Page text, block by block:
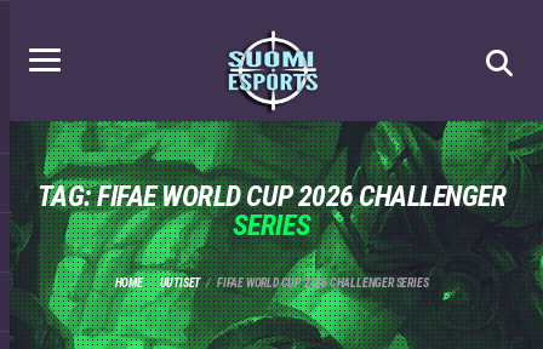
TAG: FIFAE WORLD CUP 2026 CHALLENGER
SERIES
HOME UUTISET FIFAE WORLD CUP 2026 CHALLENGER SERIES